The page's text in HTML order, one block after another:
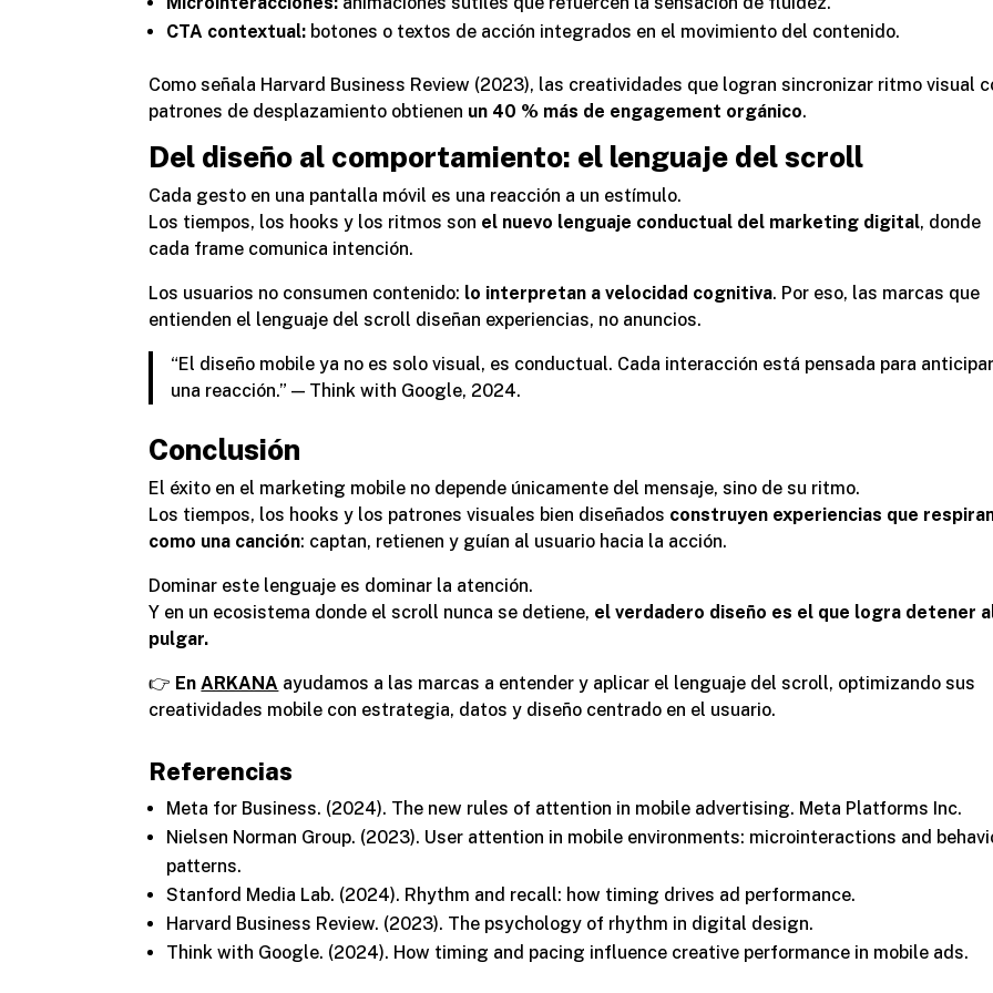
CTA contextual: botones o textos de acción integrados en el movimiento del contenido.
Como señala Harvard Business Review (2023), las creatividades que logran sincronizar ritmo visual
patrones de desplazamiento obtienen un 40 % más de engagement orgánico.
Del diseño al comportamiento: el lenguaje del scroll
Cada gesto en una pantalla móvil es una reacción a un estímulo.
Los tiempos, los hooks y los ritmos son el nuevo lenguaje conductual del marketing digital, donde
cada frame comunica intención.
Los usuarios no consumen contenido: lo interpretan a velocidad cognitiva. Por eso, las marcas que
entienden el lenguaje del scroll diseñan experiencias, no anuncios.
“El diseño mobile ya no es solo visual, es conductual. Cada interacción está pensada para anticipar
una reacción.” — Think with Google, 2024.
Conclusión
El éxito en el marketing mobile no depende únicamente del mensaje, sino de su ritmo.
Los tiempos, los hooks y los patrones visuales bien diseñados construyen experiencias que
como una canción: captan, retienen y guían al usuario hacia la acción.
Dominar este lenguaje es dominar la atención.
Y en un ecosistema donde el scroll nunca se detiene, el verdadero diseño es el que logra detener
pulgar.
👉 EnARKANA ayudamos a las marcas a entender y aplicar el lenguaje del scroll, optimizando sus
creatividades mobile con estrategia, datos y diseño centrado en el usuario.
Referencias
Meta for Business. (2024). The new rules of attention in mobile advertising. Meta Platforms Inc.
Nielsen Norman Group. (2023). User attention in mobile environments: microinteractions and
patterns.
Stanford Media Lab. (2024). Rhythm and recall: how timing drives ad performance.
Harvard Business Review. (2023). The psychology of rhythm in digital design.
Think with Google. (2024). How timing and pacing influence creative performance in mobile ads.